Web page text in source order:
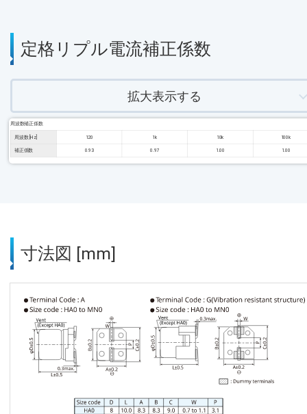
定格リプル電流補正係数
拡大表示する
周波数補正係数
周波数 [Hz] 120 1k 10k 100k
補正係数 0.93 0.97 1.00 1.00
寸法図 [mm]